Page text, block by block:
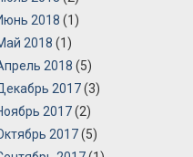
2018 (1)
2018 (1)
2018 (5)
2017(3)
2017(2)
2017(5)